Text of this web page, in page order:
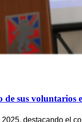
de sus voluntarios
destacando el